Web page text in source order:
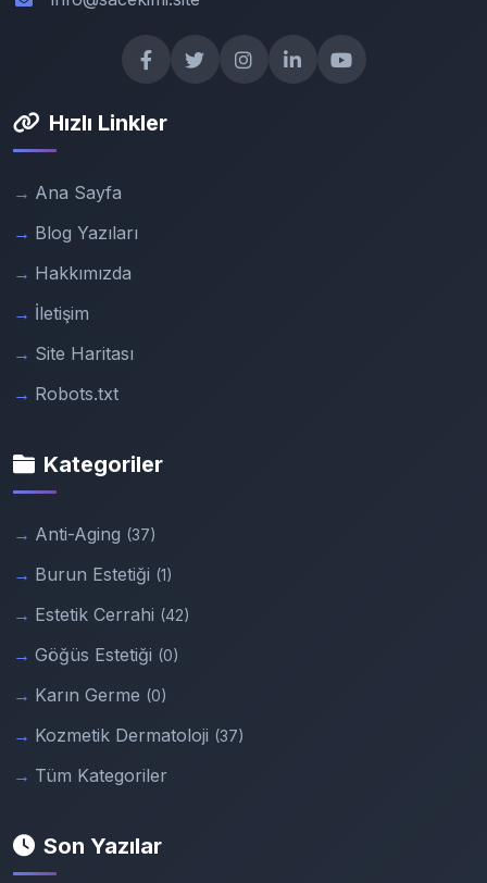
Hızlı Linkler
Ana Sayfa
Blog Yazıları
Hakkımızda
İletişim
Site Haritası
Robots.txt
Kategoriler
Anti-Aging (37)
Burun Estetiği (1)
Estetik Cerrahi (42)
Göğüs Estetiği (0)
Karın Germe (0)
Kozmetik Dermatoloji (37)
Tüm Kategoriler
Son Yazılar